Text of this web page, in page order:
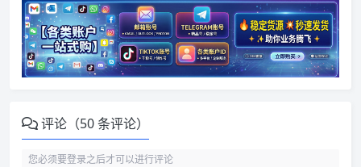
评论（50 条评论）